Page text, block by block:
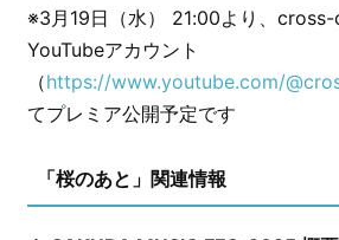
※3月19日（水） 21:00より、
YouTubeアカウント
（https://www.youtube.com/
てプレミア公開予定です
「桜のあと」関連情報